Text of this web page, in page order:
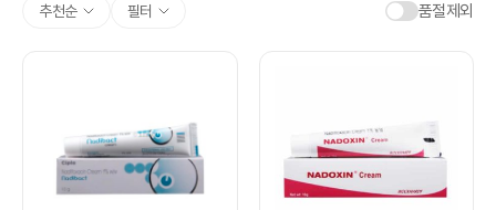
추천순 필터 품절제외